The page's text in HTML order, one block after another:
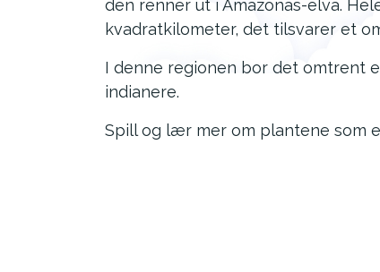
den renner ut i Amazonas-elva.
kvadratkilometer, det tilsvarer et
I denne regionen bor det omtrent
indianere.
Spill og lær mer om plantene som